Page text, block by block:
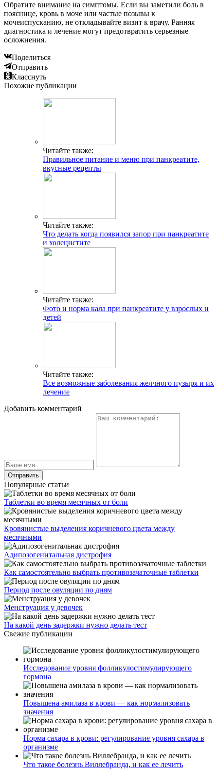
Обратите внимание на симптомы. Если вы заметили боль в
пояснице, кровь в моче или частые позывы к
мочеиспусканию, не откладывайте визит к врачу. Ранняя
диагностика и лечение могут предотвратить серьезные
осложнения.
Поделиться
Отправить
Класснуть
Похожие публикации
Читайте также:
Правильное питание и меню при панкреатите,
вкусные рецепты
Читайте также:
Что делать когда появился запор при панкреатите
и холецистите
Читайте также:
Фото и норма кала при панкреатите у взрослых и
детей
Читайте также:
Все возможные заболевания желчного пузыря и их
лечение
Добавить комментарий
Популярные статьи
Таблетки во время месячных от боли
Кровянистые выделения коричневого цвета между
месячными
Адипозогенитальная дистрофия
Как самостоятельно выбрать противозачаточные таблетки
Период после овуляции по дням
Менструация у девочек
На какой день задержки нужно делать тест
Свежие публикации
Исследование уровня фолликулостимулирующего
гормона
Повышена амилаза в крови — как нормализовать
значения
Норма сахара в крови: регулирование уровня сахара в
организме
Что такое болезнь Виллебранда, и как ее лечить